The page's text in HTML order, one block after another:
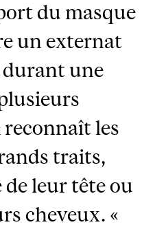
du masque
un externat
une
reconnaît les
traits,
leur tête ou
cheveux. «